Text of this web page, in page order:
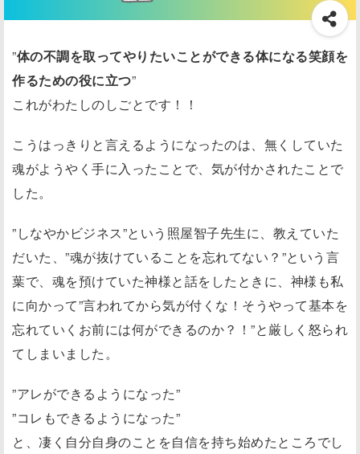
”体の不調を取ってやりたいことができる体になる笑顔を
作るための役に立つ”
これがわたしのしごとです！！
こうはっきりと言えるようになったのは、無くしていた
魂がようやく手に入ったことで、気が付かされたことで
した。
”しなやかビジネス”という照屋智子先生に、教えていた
だいた、”魂が抜けていることを忘れてない？”という言
葉で、魂を預けていた神様と話をしたときに、神様も私
に向かって”言われてから気が付くな！そうやって基本を
忘れていくお前には何ができるのか？！”と厳しく怒られ
てしまいました。
”アレができるようになった”
”コレもできるようになった”
と、凄く自分自身のことを自信を持ち始めたところでし